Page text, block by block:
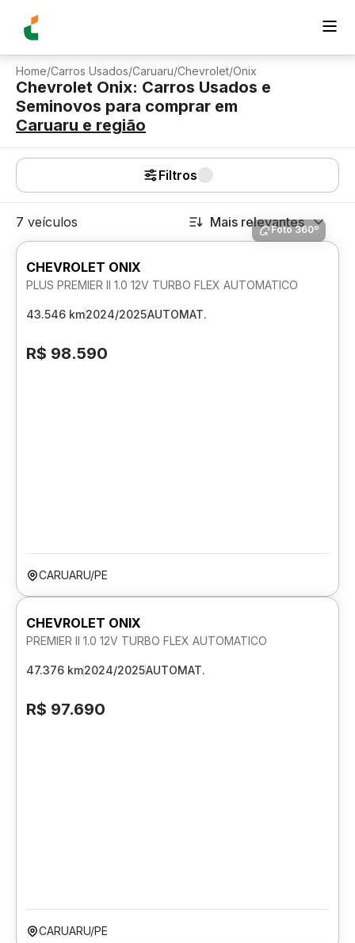
Home/Carros Usados/Caruaru/Chevrolet/Onix
Chevrolet Onix: Carros Usados e
Seminovos para comprar em
Caruaru e região
Filtros
7 veículos Mais relevantes
Foto 360º
CHEVROLET ONIX
PLUS PREMIER II 1.0 12V TURBO FLEX AUTOMATICO
43.546 km2024/2025AUTOMAT.
R$ 98.590
CARUARU/PE
CHEVROLET ONIX
PREMIER II 1.0 12V TURBO FLEX AUTOMATICO
47.376 km2024/2025AUTOMAT.
R$ 97.690
CARUARU/PE